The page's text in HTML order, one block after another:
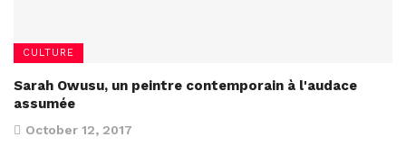
CULTURE
Sarah Owusu, un peintre contemporain à l'audace
assumée
October 12, 2017